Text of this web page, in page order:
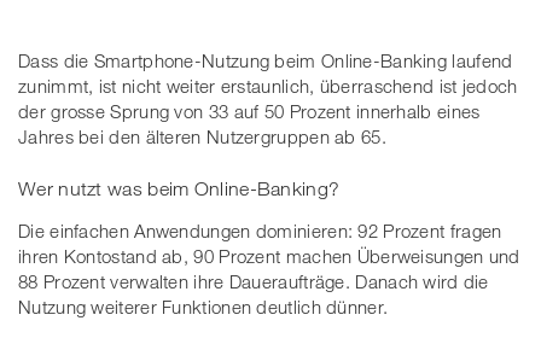
Dass die Smartphone-Nutzung beim Online-Banking laufend
zunimmt, ist nicht weiter erstaunlich, überraschend ist jedoch
der grosse Sprung von 33 auf 50 Prozent innerhalb eines
Jahres bei den älteren Nutzergruppen ab 65.
Wer nutzt was beim Online-Banking?
Die einfachen Anwendungen dominieren: 92 Prozent fragen
ihren Kontostand ab, 90 Prozent machen Überweisungen und
88 Prozent verwalten ihre Daueraufträge. Danach wird die
Nutzung weiterer Funktionen deutlich dünner.